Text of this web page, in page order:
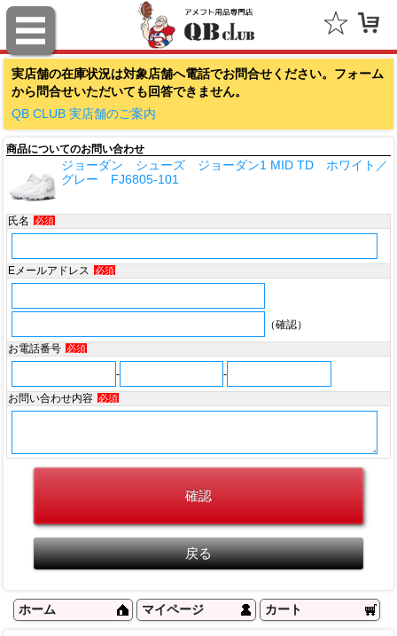
実店舗の在庫状況は対象店舗へ電話でお問合せください。フォーム
から問合せいただいても回答できません。
QB CLUB 実店舗のご案内
商品についてのお問い合わせ
ジョーダン シューズ ジョーダン1 MID TD ホワイト／
グレー FJ6805-101
氏名 必須
Eメールアドレス 必須
（確認）
お電話番号 必須
-
-
お問い合わせ内容 必須
ホーム マイページ カート
ファナティクス（Fanatics）
アウトドアキャップ（Outdoor Cap Company）
スポルディング（SPALDING）
ミッチェル＆ネス（Mitchell & Ness）
ポータフォン（PORTAPHONE）
ギルマンギア（Gilman Gear）
サムプロ（ThumbPRO）